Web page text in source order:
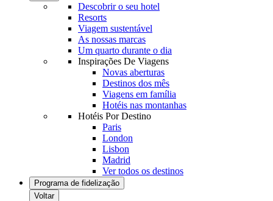
Descobrir o seu hotel
Resorts
Viagem sustentável
As nossas marcas
Um quarto durante o dia
Inspirações De Viagens
Novas aberturas
Destinos dos mês
Viagens em família
Hotéis nas montanhas
Hotéis Por Destino
Paris
London
Lisbon
Madrid
Ver todos os destinos
Programa de fidelização
Voltar